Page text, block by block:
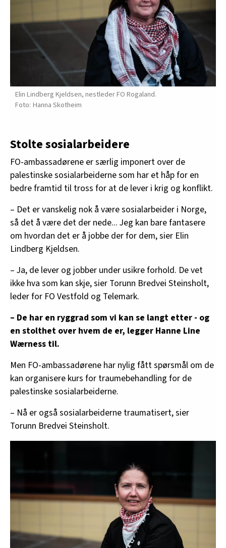
Elin Lindberg Kjeldsen, nestleder FO Rogaland.
Hanna Skotheim
Stolte sosialarbeidere
FO-ambassadørene er særlig imponert over de
palestinske sosialarbeiderne som har et håp for en
bedre framtid til tross for at de lever i krig og konflikt.
– Det er vanskelig nok å være sosialarbeider i Norge,
så det å være det der nede... Jeg kan bare fantasere
om hvordan det er å jobbe der for dem, sier Elin
Lindberg Kjeldsen.
– Ja, de lever og jobber under usikre forhold. De vet
ikke hva som kan skje, sier Torunn Bredvei Steinsholt,
leder for FO Vestfold og Telemark.
– De har en ryggrad som vi kan se langt etter - og
en stolthet over hvem de er, legger Hanne Line
Wærness til.
Men FO-ambassadørene har nylig fått spørsmål om de
kan organisere kurs for traumebehandling for de
palestinske sosialarbeiderne.
– Nå er også sosialarbeiderne traumatisert, sier
Torunn Bredvei Steinsholt.